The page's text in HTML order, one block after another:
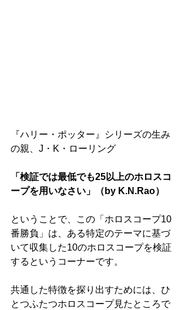
『ハリー・ポッター』シリーズの生み
の親、J・K・ローリング
「検証では最低でも25以上のホロスコ
ープを用いなさい」（by K.N.Rao）
ということで、この「ホロスコープ10
番勝負」は、ある特定のテーマに基づ
いて収集した10のホロスコープを検証
するというコーナーです。
共通した特徴を探り出すためには、ひ
とつふたつホロスコープ見たところで